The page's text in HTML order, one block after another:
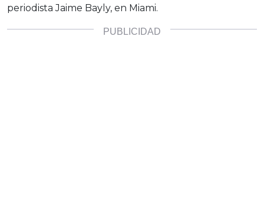
periodista Jaime Bayly, en Miami.